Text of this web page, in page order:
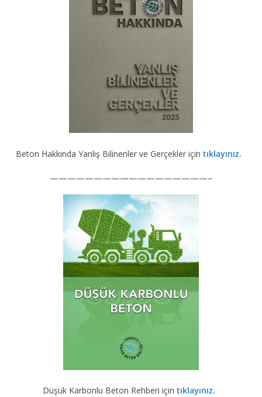
Beton Hakkında Yanlış Bilinenler ve Gerçekler için tıklayınız.
——————————————————–
Düşük Karbonlu Beton Rehberi için tıklayınız.